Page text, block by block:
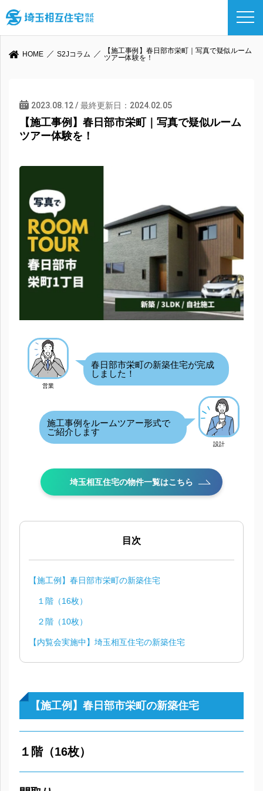
HOME S2Jコラム
【施工事例】春日部市栄町｜写真で疑似ルーム
ツアー体験を！
2023.08.12 / 最終更新日：2024.02.05
【施工事例】春日部市栄町｜写真で疑似ルーム
ツアー体験を！
営業
春日部市栄町の新築住宅が完成
しました！
設計
施工事例をルームツアー形式で
ご紹介します
埼玉相互住宅の物件一覧はこちら
目次
【施工例】春日部市栄町の新築住宅
１階（16枚）
２階（10枚）
【内覧会実施中】埼玉相互住宅の新築住宅
【施工例】春日部市栄町の新築住宅
１階（16枚）